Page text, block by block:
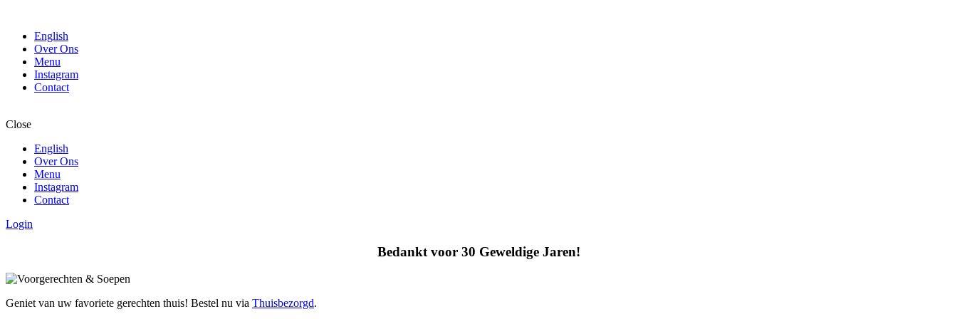
English
Over Ons
Menu
Instagram
Contact
Close
English
Over Ons
Menu
Instagram
Contact
Login
Bedankt voor 30 Geweldige Jaren!
Geniet van uw favoriete gerechten thuis! Bestel nu via Thuisbezorgd.